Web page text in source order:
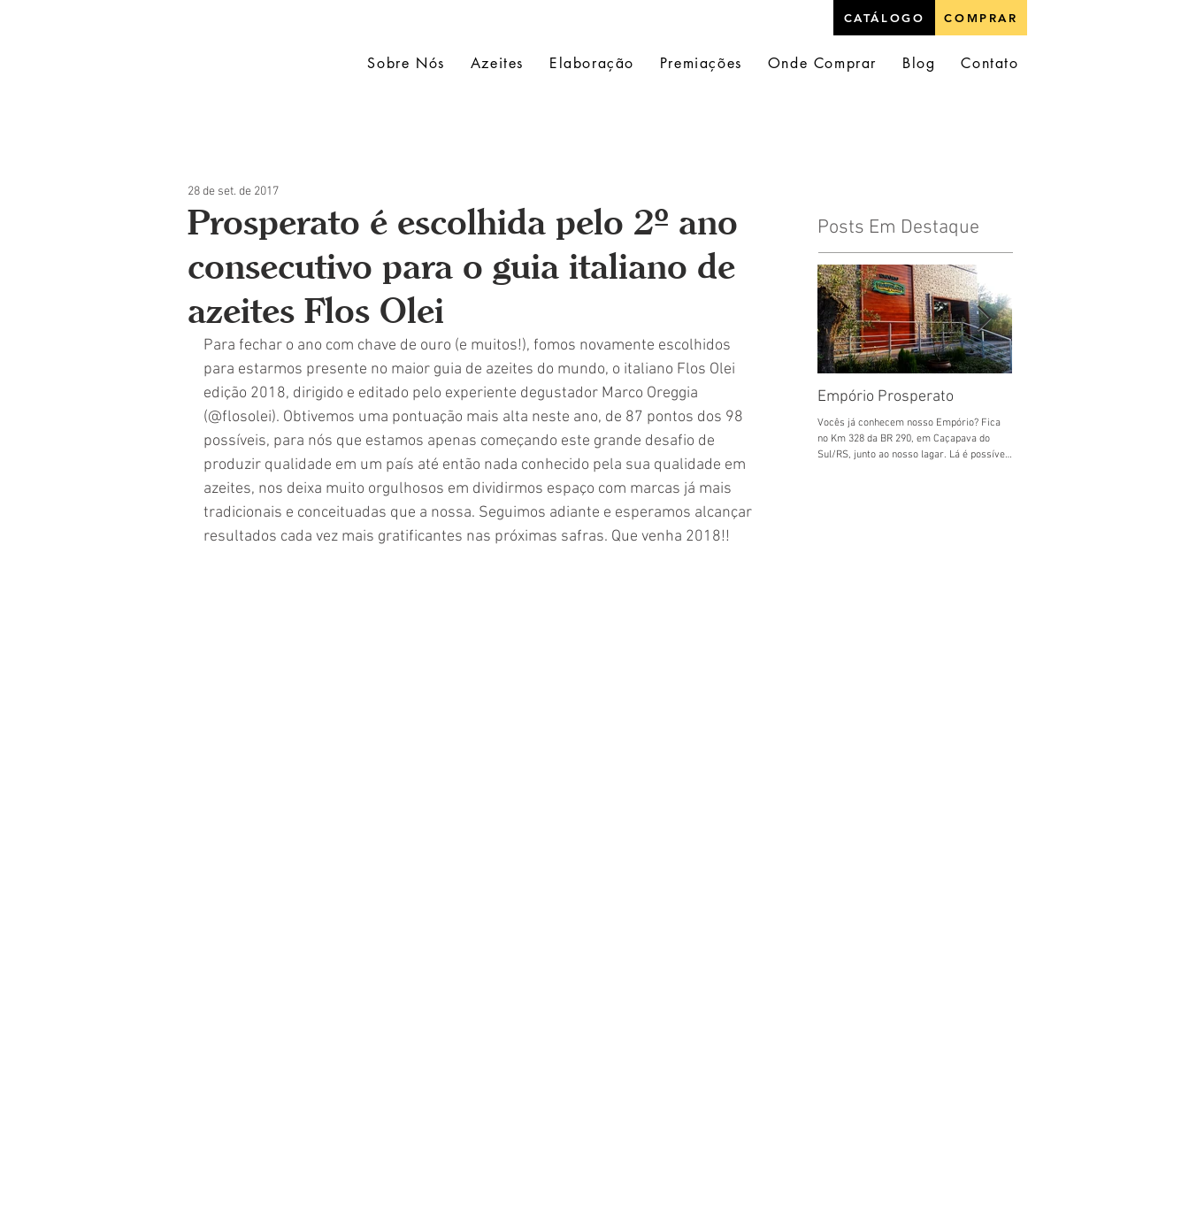
CATÁLOGO COMPRAR
Sobre Nós Azeites Elaboração Premiações Onde Comprar Blog Contato
Prosperato é escolhida pelo 2º ano
consecutivo para o guia italiano de
azeites Flos Olei
28 de set. de 2017
Para fechar o ano com chave de ouro (e muitos!), fomos novamente escolhidos
para estarmos presente no maior guia de azeites do mundo, o italiano Flos Olei
edição 2018, dirigido e editado pelo experiente degustador Marco Oreggia
(@flosolei). Obtivemos uma pontuação mais alta neste ano, de 87 pontos dos 98
possíveis, para nós que estamos apenas começando este grande desafio de
produzir qualidade em um país até então nada conhecido pela sua qualidade em
azeites, nos deixa muito orgulhosos em dividirmos espaço com marcas já mais
tradicionais e conceituadas que a nossa. Seguimos adiante e esperamos alcançar
resultados cada vez mais gratificantes nas próximas safras. Que venha 2018!!
Posts Em Destaque
Empório Prosperato
Vocês já conhecem nosso Empório? Fica
no Km 328 da BR 290, em Caçapava do
Sul/RS, junto ao nosso lagar. Lá é possível